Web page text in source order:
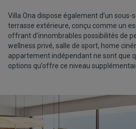
Villa Ona dispose également d’un sous-
terrasse extérieure, conçu comme un
offrant d’innombrables possibilités de
wellness privé, salle de sport, home
appartement indépendant ne sont que
options qu’offre ce niveau